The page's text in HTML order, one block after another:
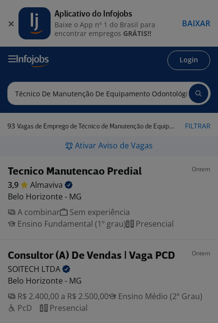
Login
93 Vagas de Emprego de Técnico de Manutenção de Equipamento Odontológico em Belo Horizonte - MG FILTRAR
Ativar Aviso de Vagas
Tecnico Manutencao Predial Ontem
3,9
Almaviva
Belo Horizonte - MG
A combinar
Sem experiência
Ensino Fundamental (1º grau)
Presencial
Consultor (A) De Vendas | Vaga PCD Ontem
SOITECH LTDA
Belo Horizonte - MG
R$ 2.400,00 a R$ 2.500,00
Ensino Médio (2º Grau)
PcD
Presencial
Aplicativo do Infojobs
Baixe o App nº 1 do Brasil para
encontrar empregos GRÁTIS!!
BAIXAR